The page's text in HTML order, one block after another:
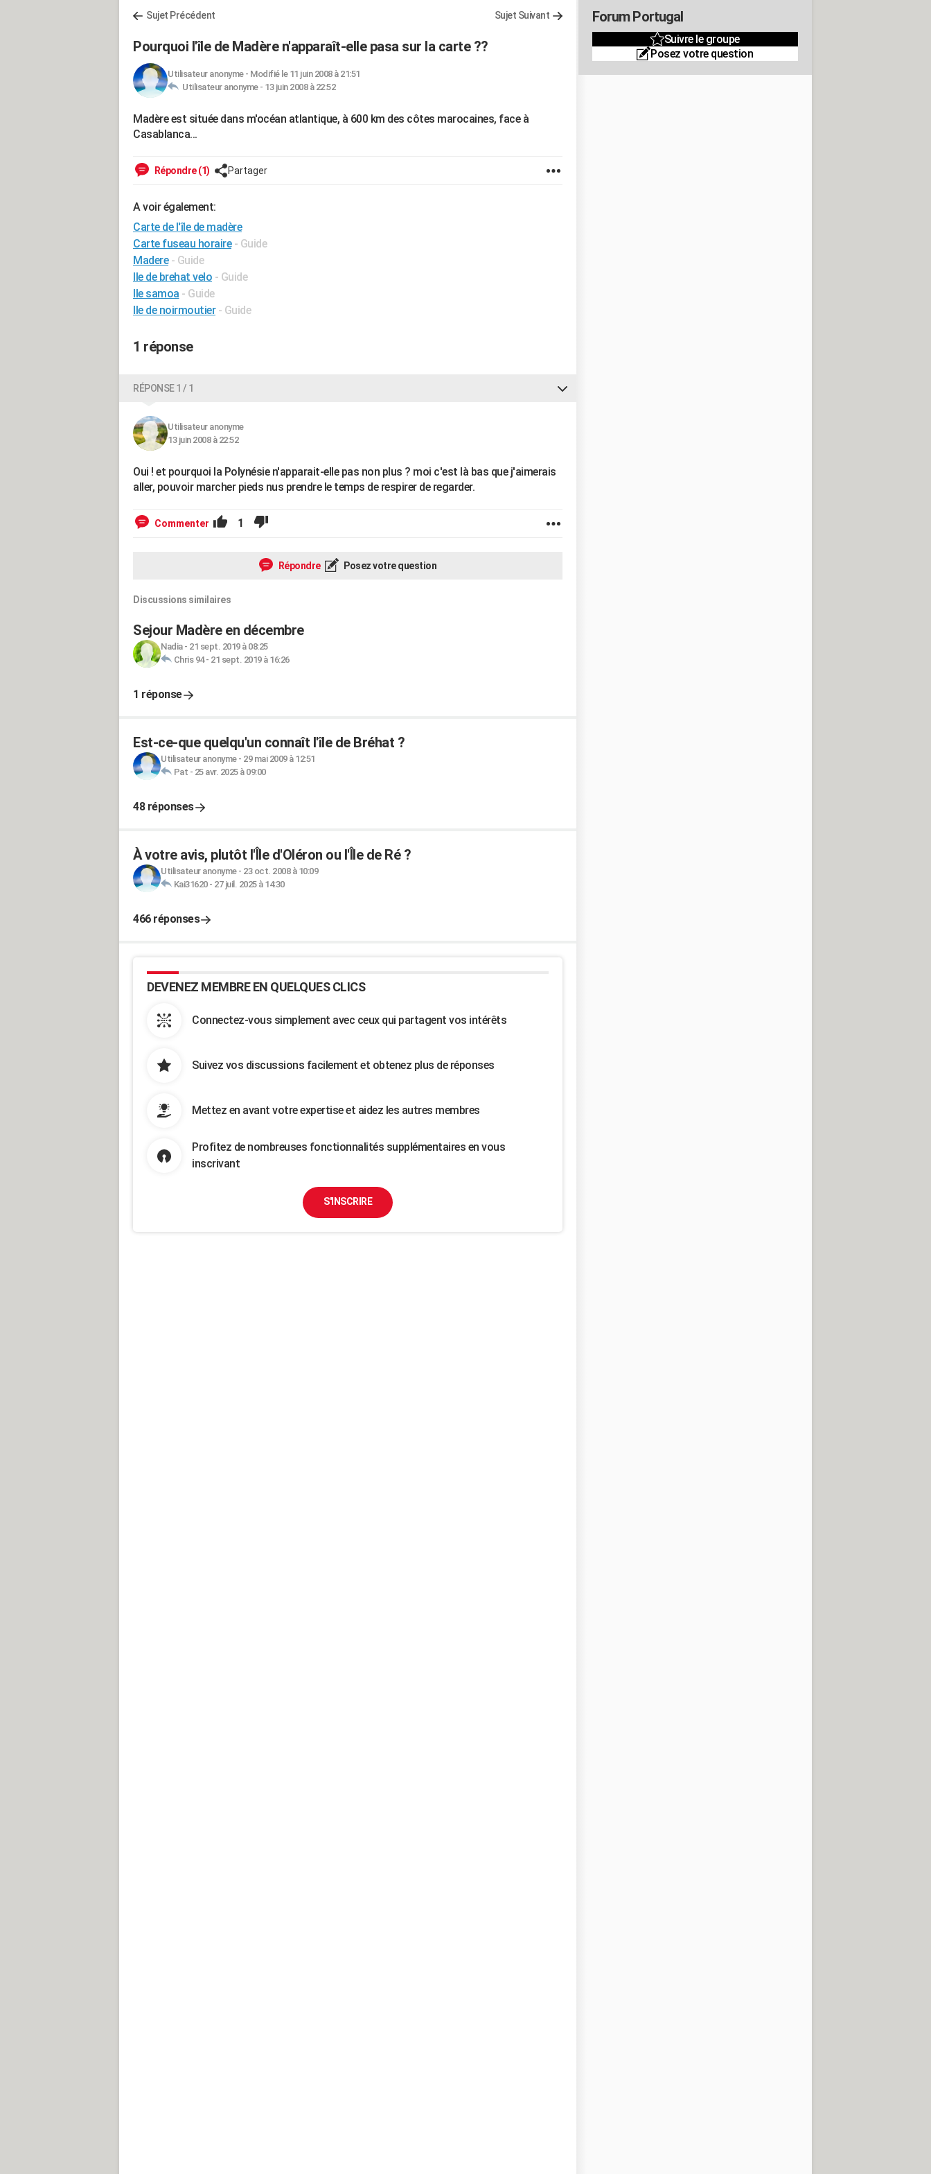
Sujet Précédent Sujet Suivant
Pourquoi l'île de Madère n'apparaît-elle pasa sur la carte ??
Utilisateur anonyme- Modifié le 11 juin 2008 à 21:51
Utilisateur anonyme - 13 juin 2008 à 22:52
Madère est située dans m'océan atlantique, à 600 km des côtes marocaines, face à
Casablanca...
Répondre (1) Partager
A voir également:
Carte de l'île de madère
Carte fuseau horaire - Guide
Madere - Guide
Ile de brehat velo - Guide
Ile samoa - Guide
Ile de noirmoutier - Guide
1 réponse
RÉPONSE 1 / 1
Utilisateur anonyme
13 juin 2008 à 22:52
Oui ! et pourquoi la Polynésie n'apparait-elle pas non plus ? moi c'est là bas que j'aimerais
aller, pouvoir marcher pieds nus prendre le temps de respirer de regarder.
Commenter 1
Répondre Posez votre question
Discussions similaires
Sejour Madère en décembre
Nadia- 21 sept. 2019 à 08:25
Chris 94- 21 sept. 2019 à 16:26
1 réponse
Est-ce-que quelqu'un connaît l'île de Bréhat ?
Utilisateur anonyme- 29 mai 2009 à 12:51
Pat - 25 avr. 2025 à 09:00
48 réponses
À votre avis, plutôt l'Île d'Oléron ou l'Île de Ré ?
Utilisateur anonyme- 23 oct. 2008 à 10:09
Kai31620- 27 juil. 2025 à 14:30
466 réponses
DEVENEZ MEMBRE EN QUELQUES CLICS
Connectez-vous simplement avec ceux qui partagent vos intérêts
Suivez vos discussions facilement et obtenez plus de réponses
Mettez en avant votre expertise et aidez les autres membres
Profitez de nombreuses fonctionnalités supplémentaires en vous
inscrivant
S'INSCRIRE
Forum Portugal
Suivre le groupe
Posez votre question